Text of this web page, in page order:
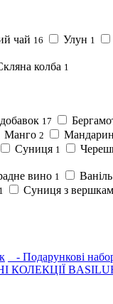
чай 16 Улун 1
колба 1
17
Манго 2 Мандарин
Суниця 1
вино 1 Ваніль
1 Суниця з
- Подарункові
КОЛЕКЦІЇ